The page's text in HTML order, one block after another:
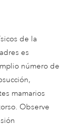
de la
es
número de
mamarios
Observe